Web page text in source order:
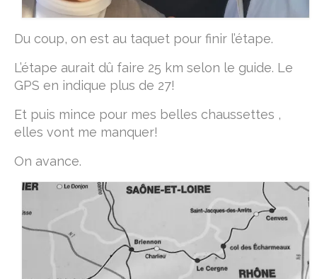
Du coup, on est au taquet pour finir l’étape.
L’étape aurait dû faire 25 km selon le guide. Le
GPS en indique plus de 27!
Et puis mince pour mes belles chaussettes ,
elles vont me manquer!
On avance.